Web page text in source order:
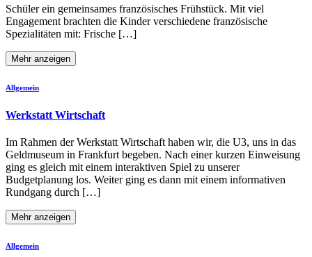
Schüler ein gemeinsames französisches Frühstück. Mit viel
Engagement brachten die Kinder verschiedene französische
Spezialitäten mit: Frische […]
Mehr anzeigen
Allgemein
Werkstatt Wirtschaft
Im Rahmen der Werkstatt Wirtschaft haben wir, die U3, uns in das
Geldmuseum in Frankfurt begeben. Nach einer kurzen Einweisung
ging es gleich mit einem interaktiven Spiel zu unserer
Budgetplanung los. Weiter ging es dann mit einem informativen
Rundgang durch […]
Mehr anzeigen
Allgemein